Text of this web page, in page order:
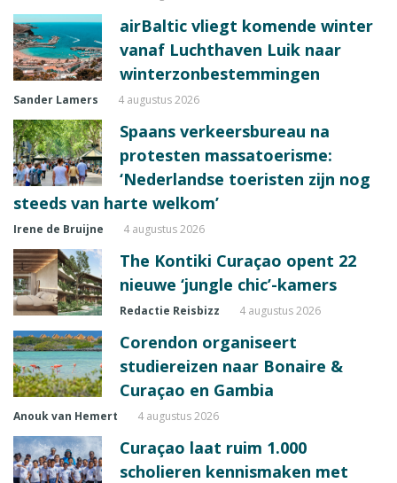
airBaltic vliegt komende winter
vanaf Luchthaven Luik naar
winterzonbestemmingen
Sander Lamers 4 augustus 2026
Spaans verkeersbureau na
protesten massatoerisme:
‘Nederlandse toeristen zijn nog
steeds van harte welkom’
Irene de Bruijne 4 augustus 2026
The Kontiki Curaçao opent 22
nieuwe ‘jungle chic’-kamers
Redactie Reisbizz 4 augustus 2026
Corendon organiseert
studiereizen naar Bonaire &
Curaçao en Gambia
Anouk van Hemert 4 augustus 2026
Curaçao laat ruim 1.000
scholieren kennismaken met